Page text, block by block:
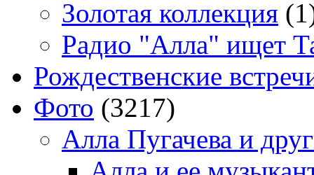
Золотая коллекция
Радио "Алла" ищет
Рождественские
Фото (3217)
Алла Пугачева и